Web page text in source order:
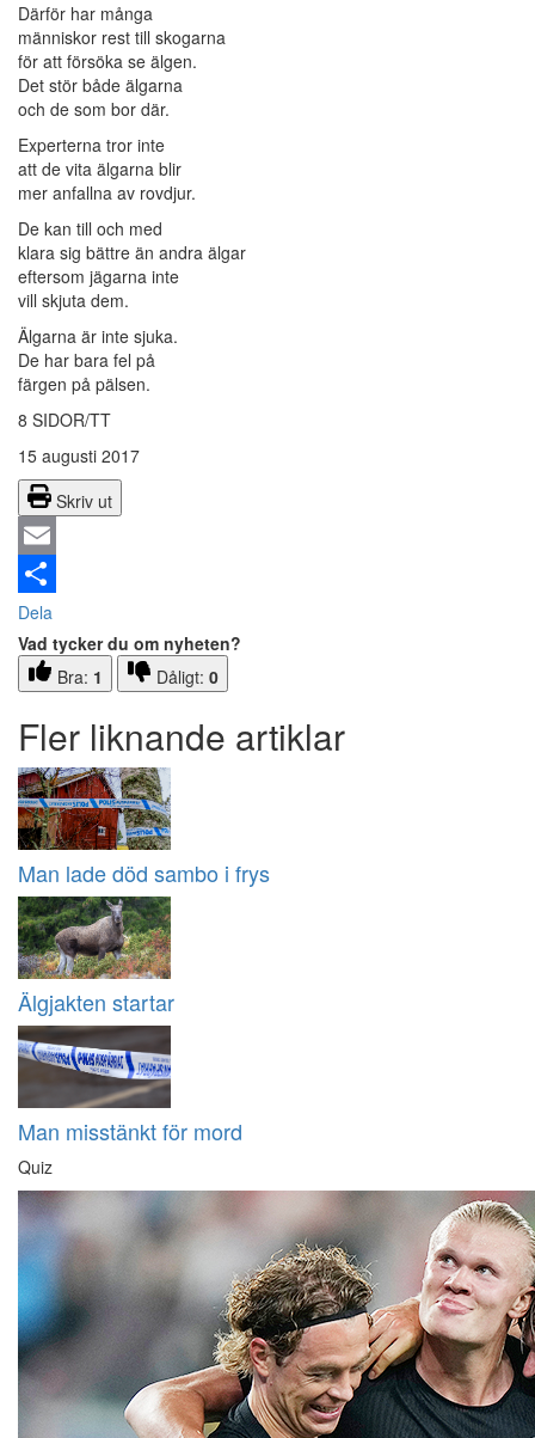
Därför har många
människor rest till skogarna
för att försöka se älgen.
Det stör både älgarna
och de som bor där.
Experterna tror inte
att de vita älgarna blir
mer anfallna av rovdjur.
De kan till och med
klara sig bättre än andra älgar
eftersom jägarna inte
vill skjuta dem.
Älgarna är inte sjuka.
De har bara fel på
färgen på pälsen.
8 SIDOR/TT
15 augusti 2017
Skriv ut
Email
Dela
Vad tycker du om nyheten?
Bra: 1 Dåligt: 0
Fler liknande artiklar
Man lade död sambo i frys
Älgjakten startar
Man misstänkt för mord
Quiz